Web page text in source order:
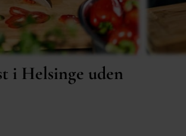
i Helsinge uden